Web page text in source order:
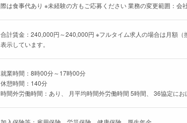
際は食事代あり ※未経験の方もご応募ください 業務の変更範囲：会
合計賃金：240,000円～240,000円 ※フルタイム求人の場合は月額（
表示しています。
就業時間：8時00分～17時00分
休憩時間：140分
時間外労働時間：あり、 月平均時間外労働時間 5時間、 36協定にお